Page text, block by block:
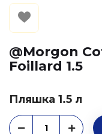
@Morgon
Foillard 1.5
Пляшка 1.5 л